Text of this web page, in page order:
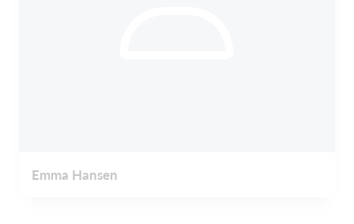
Emma Hansen